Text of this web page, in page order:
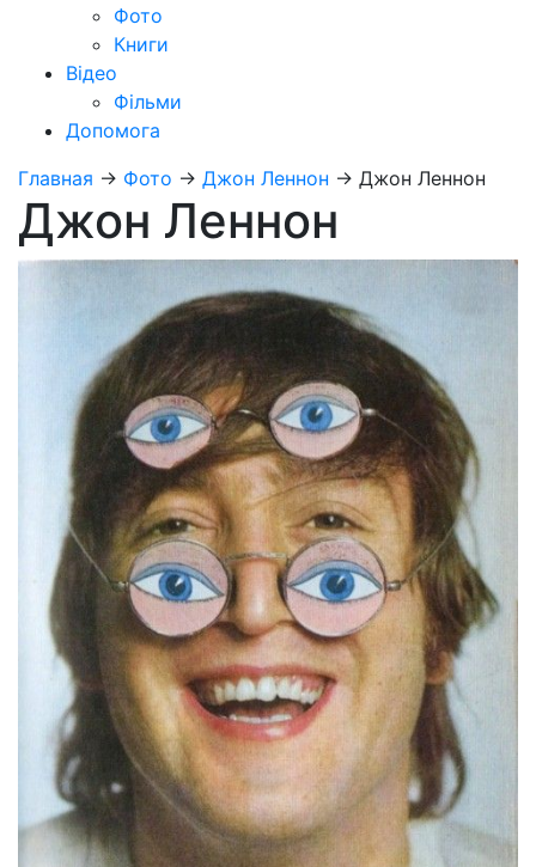
Фото
Книги
Відео
Фільми
Допомога
Главная → Фото → Джон Леннон → Джон Леннон
Джон Леннон